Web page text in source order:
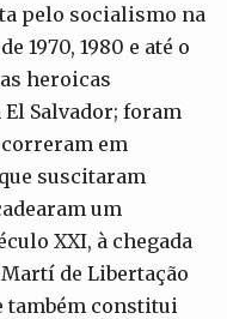
pelo socialismo na
1970, 1980 e até o
heroicas
Salvador; foram
em
suscitaram
um
XXI, à chegada
de Libertação
também constitui